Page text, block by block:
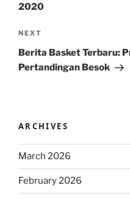
2020
Next
Post
NEXT
Berita Basket Terbaru:
Pertandingan Besok
ARCHIVES
March 2026
February 2026